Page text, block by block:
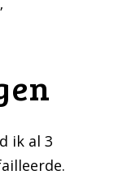
ik al 3